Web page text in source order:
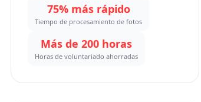
estudiantes editores — procesan más
de 3.000 retratos y más de 1.500
problemas comunes incluyen fondos
arrugados, equipo de gimnasio
75% más rápido
Tiempo de procesamiento de fotos
Más de 200 horas
Horas de voluntariado ahorradas